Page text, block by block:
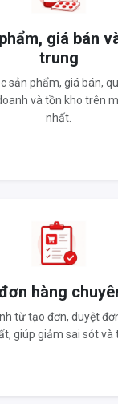
giá bán
trung
sản phẩm, giá bán,
và tồn kho trên
nhất.
hàng
từ tạo đơn, duyệt
giúp giảm sai sót và